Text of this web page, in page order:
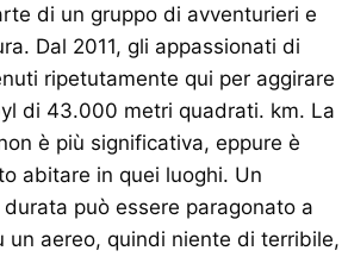
di un gruppo di avventurieri e
Dal 2011, gli appassionati di
ripetutamente qui per aggirare
di 43.000 metri quadrati. km. La
è più significativa, eppure è
abitare in quei luoghi. Un
può essere paragonato a
un aereo, quindi niente di terribile,